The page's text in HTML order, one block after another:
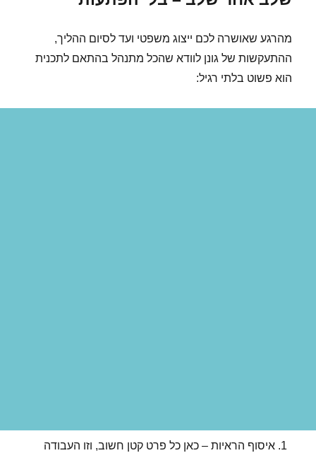
מהרגע שאושרה לכם ייצוג משפטי ועד לסיום ההליך,
ההתעקשות של גונן לוודא שהכל מתנהל בהתאם לתכנית
הוא פשוט בלתי רגיל:
איסוף הראיות – כאן כל פרט קטן חשוב, וזו העבודה